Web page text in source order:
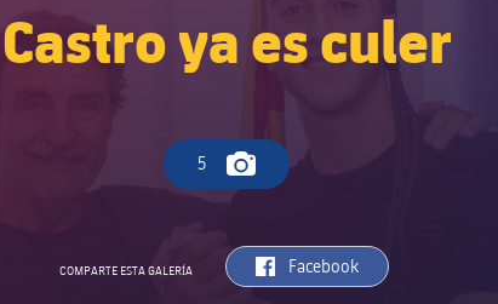
Castro ya es culer
5
Icono de cámara
COMPARTE ESTA GALERÍA label.aria.facebook
Facebook